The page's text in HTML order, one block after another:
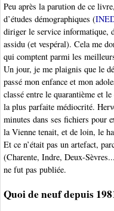
Peu après la parution de ce
d’études démographiques (
diriger le service informatique,
assidu (et vespéral). Cela me
qui comptent parmi les
Un jour, je me plaignis que le
passé mon enfance et mon
classé entre le quarantième et
la plus parfaite médiocrité.
minutes dans ses fichiers pour
la Vienne tenait, et de loin, le
Et ce n’était pas un artefact,
(Charente, Indre, Deux-
ne fut pas publiée.
Quoi de neuf depuis